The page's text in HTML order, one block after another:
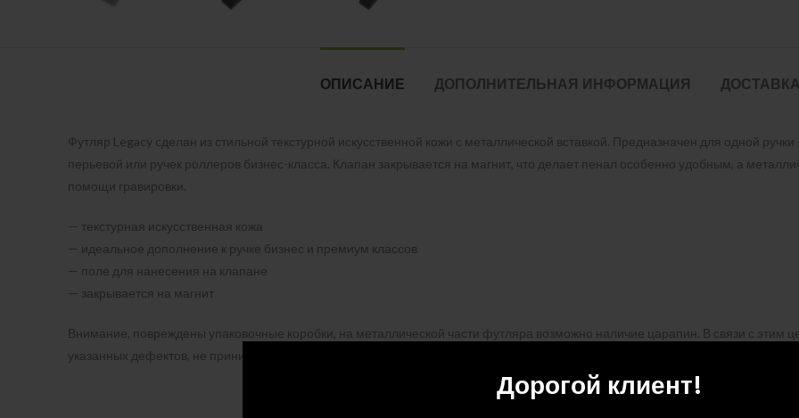
Дорогой клиент!
ОПИСАНИЕ ДОПОЛНИТЕЛЬНАЯ ИНФОРМАЦИЯ
Футляр Legacy cделан из стильной текстурной искусственной кожи с металлической вставкой. Предназначен для одной
перьевой или ручек роллеров бизнес-класса. Клапан закрывается на магнит, что делает пенал особенно удобным, а
помощи гравировки.
— текстурная искусственная кожа
— идеальное дополнение к ручке бизнес и премиум классов
— поле для нанесения на клапане
— закрывается на магнит
Внимание, повреждены упаковочные коробки, на металлической части футляра возможно наличие царапин. В связи с этим
указанных дефектов, не принимаются.